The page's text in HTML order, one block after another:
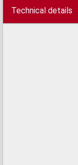
Technical details